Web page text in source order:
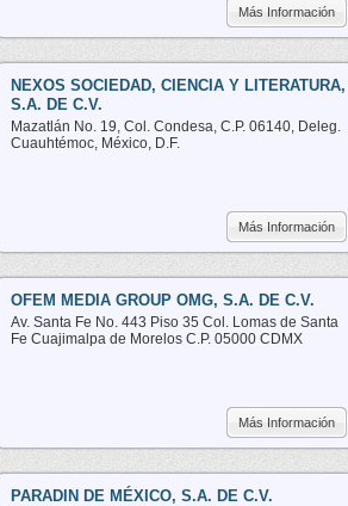
Más Información
NEXOS SOCIEDAD, CIENCIA Y LITERATURA,
S.A. DE C.V.
Mazatlán No. 19, Col. Condesa, C.P. 06140, Deleg.
Cuauhtémoc, México, D.F.
Más Información
OFEM MEDIA GROUP OMG, S.A. DE C.V.
Av. Santa Fe No. 443 Piso 35 Col. Lomas de Santa
Fe Cuajimalpa de Morelos C.P. 05000 CDMX
Más Información
PARADIN DE MÉXICO, S.A. DE C.V.